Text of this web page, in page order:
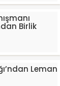
Birlik
Leman